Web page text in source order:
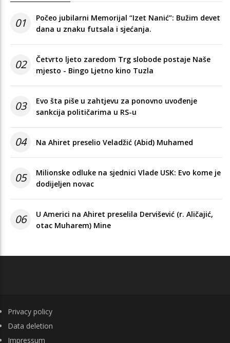
01
Počeo jubilarni Memorijal “Izet Nanić”: Bužim devet
dana u znaku futsala i sjećanja.
02
Četvrto ljeto zaredom Trg slobode postaje Naše
mjesto - Bingo Ljetno kino Tuzla
03
Evo šta piše u zahtjevu za ponovno uvođenje
sankcija političarima u RS-u
04 Na Ahiret preselio Veladžić (Abid) Muhamed
05
Milionske odluke na sjednici Vlade USK: Evo kome je
dodijeljen novac
06
U Americi na Ahiret preselila Dervišević (r. Aličajić,
otac Muharem) Mine
FOOTER
Privacy policy
Data deletion
Impressum